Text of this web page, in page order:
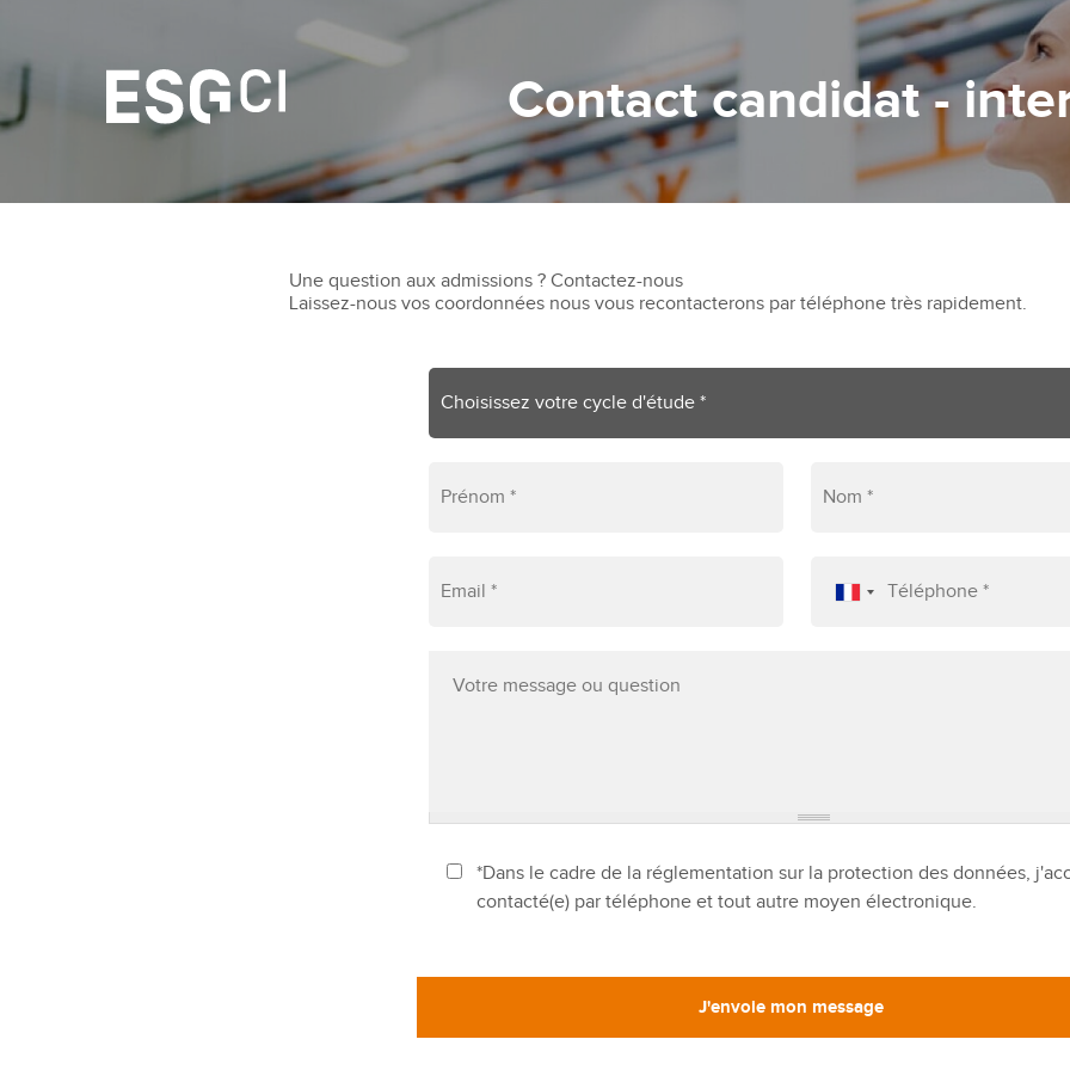
Contact candidat -
Une question aux admissions ? Contactez-nous
Laissez-nous vos coordonnées nous vous recontacterons par téléphone très rapidement.
*Dans le cadre de la réglementation sur la protection des données,
contacté(e) par téléphone et tout autre moyen électronique.